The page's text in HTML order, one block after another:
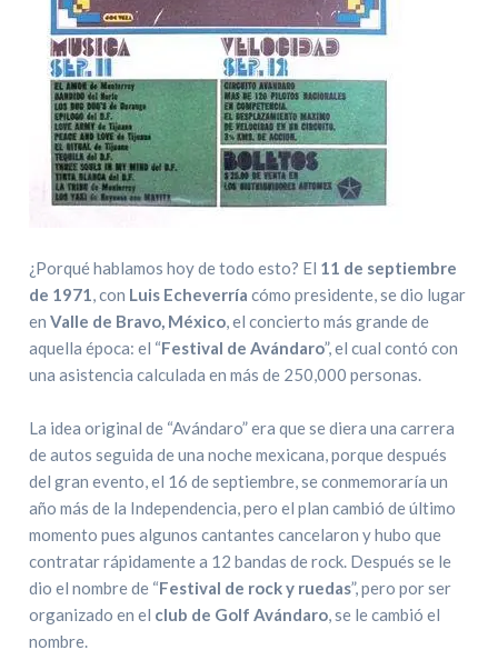
¿Porqué hablamos hoy de todo esto? El 11 de septiembre
de 1971, con Luis Echeverríacómo presidente, se dio lugar
enValle de Bravo, México, el concierto más grande de
aquella época: el “Festival de Avándaro”, el cual contó con
una asistencia calculada en más de 250,000 personas.
La idea original de “Avándaro” era que se diera una carrera
de autos seguida de una noche mexicana, porque después
del gran evento, el 16 de septiembre, se conmemoraría un
año más de la Independencia, pero el plan cambió de último
momento pues algunos cantantes cancelaron y hubo que
contratar rápidamente a 12 bandas de rock. Después se le
dio el nombre de “Festival de rock y ruedas”, pero por ser
organizado en el club de Golf Avándaro, se le cambió el
nombre.